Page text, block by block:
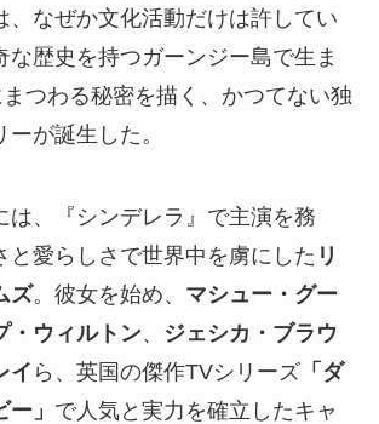
、なぜか文化活動だけは許してい
な歴史を持つガーンジー島で生ま
まつわる秘密を描く、かつてない独
が誕生した。
は、『シンデレラ』で主演を務
と愛らしさで世界中を虜にした リ
ズ。彼女を始め、 マシュー・グー
・ウィルトン、
ジェシカ・ブラウ
イ ら、英国の傑作TVシリーズ「ダ
」 で人気と実力を確立したキャ